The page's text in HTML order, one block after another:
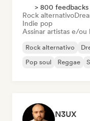
> 800 feedbacks
Rock alternativo
Indie pop
Assinar artistas e/ou
Rock alternativo
Pop soul
Reggae
N3UX